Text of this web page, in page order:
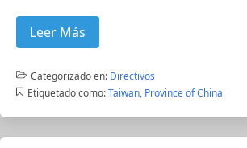
Leer Más
Categorizado en: Directivos
Etiquetado como: Taiwan, Province of China